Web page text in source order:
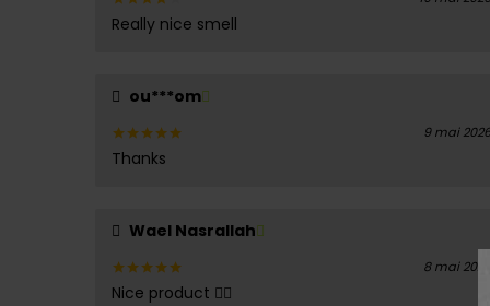
Note4
Really nice smell
ou***om
Note5
9 mai 2026
Thanks
Wael Nasrallah
Note5
8 mai 2026
Nice product 👌🏻